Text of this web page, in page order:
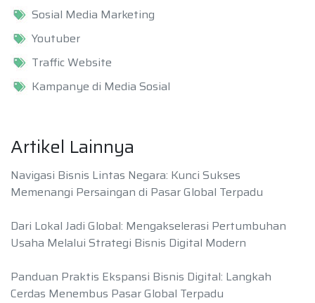
Sosial Media Marketing
Youtuber
Traffic Website
Kampanye di Media Sosial
Artikel Lainnya
Navigasi Bisnis Lintas Negara: Kunci Sukses
Memenangi Persaingan di Pasar Global Terpadu
Dari Lokal Jadi Global: Mengakselerasi Pertumbuhan
Usaha Melalui Strategi Bisnis Digital Modern
Panduan Praktis Ekspansi Bisnis Digital: Langkah
Cerdas Menembus Pasar Global Terpadu